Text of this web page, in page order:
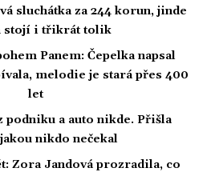
sluchátka za 244 korun, jinde
stojí i třikrát tolik
Panem: Čepelka napsal
melodie je stará přes 400
let
podniku a auto nikde. Přišla
nikdo nečekal
Zora Jandová prozradila, co